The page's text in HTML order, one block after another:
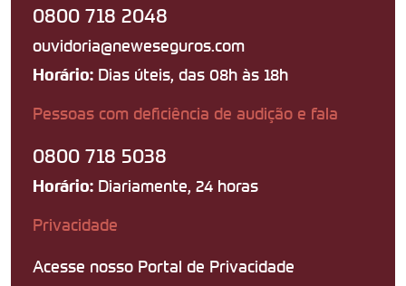
0800 718 2048
ouvidoria@neweseguros.com
Horário: Dias úteis, das 08h às 18h
Pessoas com deficiência de audição e fala
0800 718 5038
Horário: Diariamente, 24 horas
Privacidade
Acesse nosso Portal de Privacidade